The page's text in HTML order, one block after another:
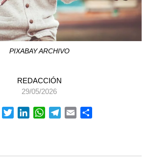
PIXABAY ARCHIVO
REDACCIÓN
29/05/2026
FacebookTwitterLinkedInWhatsApp
Telegram
Email